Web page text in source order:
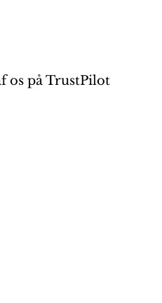
os på TrustPilot